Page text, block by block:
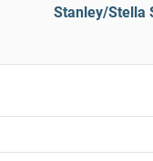
Stanley/Stella